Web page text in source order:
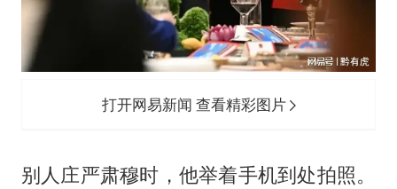
打开网易新闻 查看精彩图片
别人庄严肃穆时，他举着手机到处拍照。